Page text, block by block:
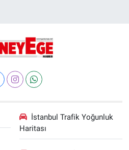
İstanbul Trafik Yoğunluk
Haritası